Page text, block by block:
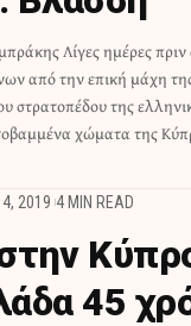
Λίγες ημέρες
από την επική μάχη
στρατοπέδου της
χώματα της
προστεθεί στη
όσους
4, 2019 4 MIN READ
45